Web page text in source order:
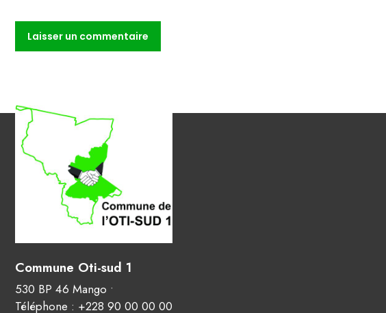
Commune Oti-sud 1
530 BP 46 Mango •
Téléphone : +228 90 00 00 00